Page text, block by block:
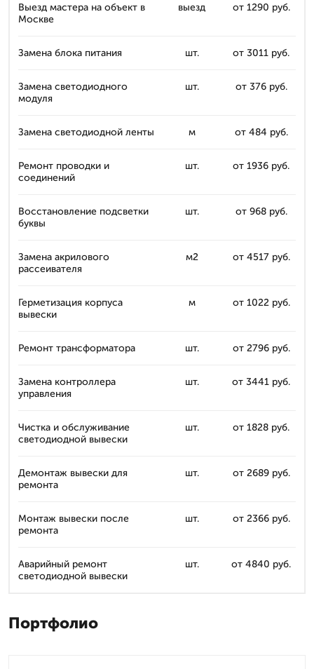
Выезд мастера на объект в
Москве
выезд от 1290 руб.
Замена блока питания шт. от 3011 руб.
Замена светодиодного
модуля
шт. от 376 руб.
Замена светодиодной ленты м от 484 руб.
Ремонт проводки и
соединений
шт. от 1936 руб.
Восстановление подсветки
буквы
шт. от 968 руб.
Замена акрилового
рассеивателя
м2 от 4517 руб.
Герметизация корпуса
вывески
м от 1022 руб.
Ремонт трансформатора шт. от 2796 руб.
Замена контроллера
управления
шт. от 3441 руб.
Чистка и обслуживание
светодиодной вывески
шт. от 1828 руб.
Демонтаж вывески для
ремонта
шт. от 2689 руб.
Монтаж вывески после
ремонта
шт. от 2366 руб.
Аварийный ремонт
светодиодной вывески
шт. от 4840 руб.
Портфолио